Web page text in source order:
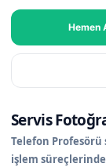
Hemen
Servis
Telefon
işlem